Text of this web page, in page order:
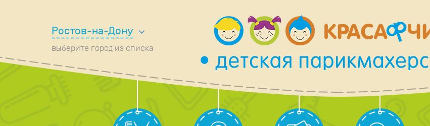
Ростов-на-Дону
выберите город из списка